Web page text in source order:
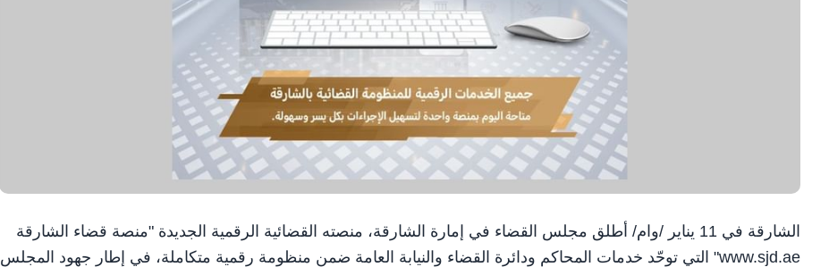
الشارقة في 11 يناير /وام/ أطلق مجلس القضاء في إمارة الشارقة، منصته القضائية الرقمية الجديدة "منصة قضاء الشارقة
www.sjd.ae" التي توحّد خدمات المحاكم ودائرة القضاء والنيابة العامة ضمن منظومة رقمية متكاملة، في إطار جهود المجلس